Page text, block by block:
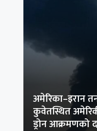
अमेरिका–इरान
कुवेतस्थित
ड्रोन आक्रमणको